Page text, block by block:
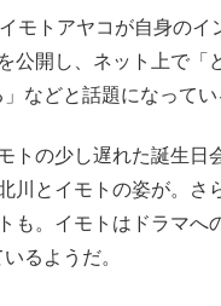
モトアヤコが自身のイ
公開し、ネット上で「
などと話題になってい
トの少し遅れた誕生日
川とイモトの姿が。さ
も。イモトはドラマへ
るようだ。